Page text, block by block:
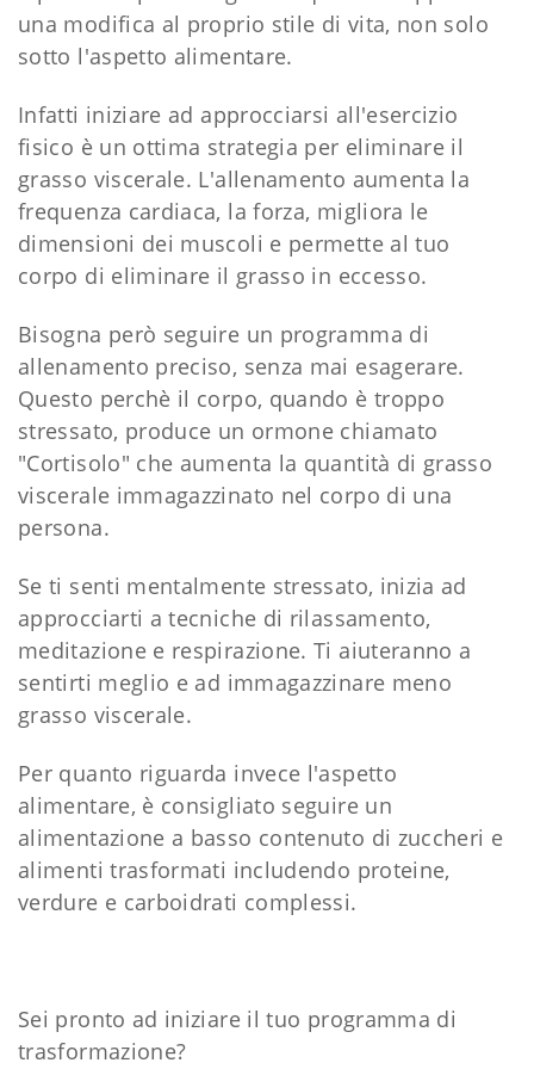
una modifica al proprio stile di vita, non solo
sotto l'aspetto alimentare.
Infatti iniziare ad approcciarsi all'esercizio
fisico è un ottima strategia per eliminare il
grasso viscerale. L'allenamento aumenta la
frequenza cardiaca, la forza, migliora le
dimensioni dei muscoli e permette al tuo
corpo di eliminare il grasso in eccesso.
Bisogna però seguire un programma di
allenamento preciso, senza mai esagerare.
Questo perchè il corpo, quando è troppo
stressato, produce un ormone chiamato
"Cortisolo" che aumenta la quantità di grasso
viscerale immagazzinato nel corpo di una
persona.
Se ti senti mentalmente stressato, inizia ad
approcciarti a tecniche di rilassamento,
meditazione e respirazione. Ti aiuteranno a
sentirti meglio e ad immagazzinare meno
grasso viscerale.
Per quanto riguarda invece l'aspetto
alimentare, è consigliato seguire un
alimentazione a basso contenuto di zuccheri e
alimenti trasformati includendo proteine,
verdure e carboidrati complessi.
Sei pronto ad iniziare il tuo programma di
trasformazione?